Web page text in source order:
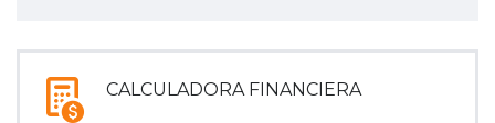
CALCULADORA FINANCIERA